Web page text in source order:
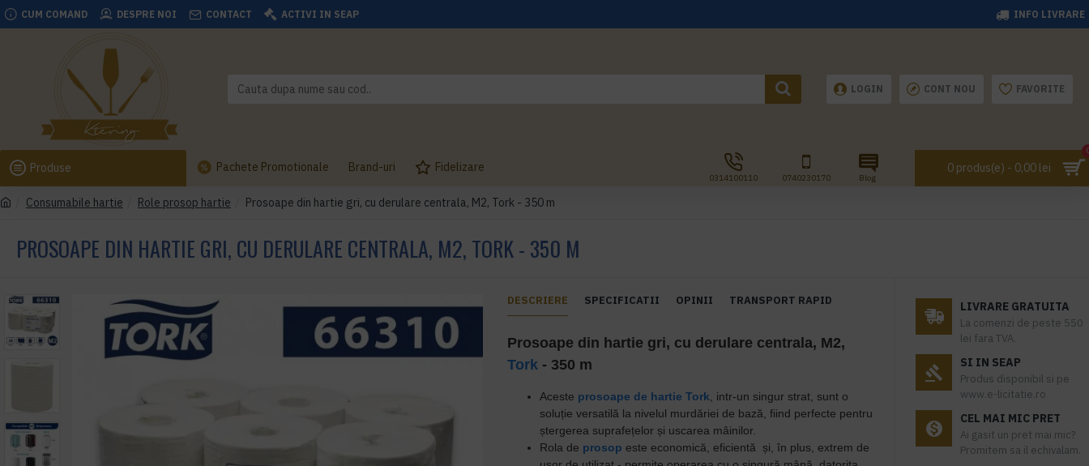
CUM COMAND DESPRE NOI CONTACT ACTIVI IN SEAP INFO LIVRARE
LOGIN CONT NOU FAVORITE
Produse Pachete Promotionale Brand-uri Fidelizare
0314100110 0740230170 Blog
0 produs(e) - 0,00 lei
Consumabile hartie Role prosop hartie Prosoape din hartie gri, cu derulare centrala, M2, Tork - 350 m
PROSOAPE DIN HARTIE GRI, CU DERULARE CENTRALA, M2, TORK - 350 M
DESCRIERE SPECIFICATII OPINII TRANSPORT RAPID
Prosoape din hartie gri, cu derulare centrala, M2,
Tork - 350 m
Aceste prosoape de hartie Tork , intr-un singur strat, sunt o
soluțieversatilă la nivelul murdăriei de bază, fiind perfecte pentru
ștergerea suprafețelor și uscarea mâinilor.
Rola de prosop este economică, eficientă și, în plus, extrem de
LIVRARE GRATUITA
La comenzi de peste 550
lei fara TVA.
SI IN SEAP
Produs disponibil si pe
www.e-licitatie.ro
CEL MAI MIC PRET
Ai gasit un pret mai mic?
Promitem sa il echivalam.